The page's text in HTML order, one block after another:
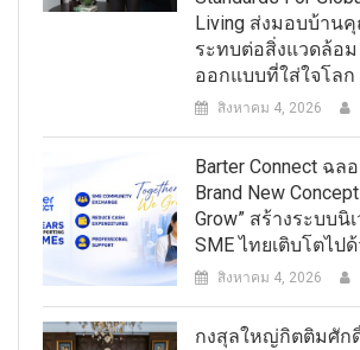
Living ส่งมอบบ้าน
ระทบต่อสิ่งแวดล้อ
ออกแบบที่ใส่ใจโลก
สิงหาคม 4, 2026
Barter Connect ฉล
Brand New
Grow” สร้างระบบ
SME ไทยเติบโตไป
สิงหาคม 4, 2026
กงสุลใหญ่กิตติมศัก